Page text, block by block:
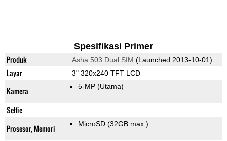
Spesifikasi Primer
Produk Asha 503 Dual SIM (Launched 2013-10-01)
Layar 3" 320x240 TFT LCD
Kamera 5-MP (Utama)
Selfie
Prosesor, Memori
MicroSD (32GB max.)